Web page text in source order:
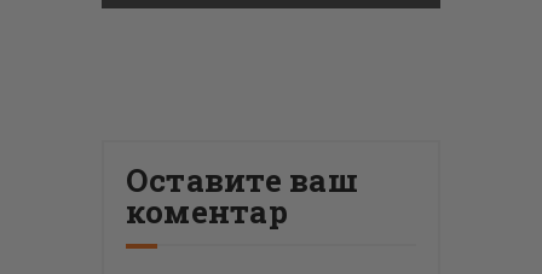
Оставите ваш
коментар